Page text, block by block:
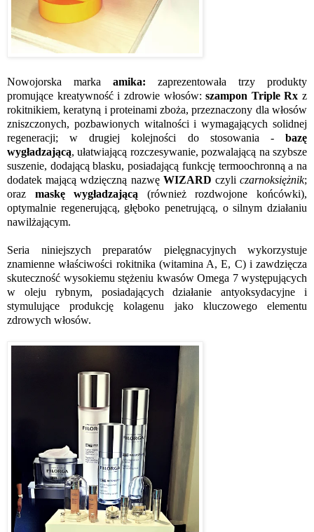
Nowojorska marka amika: zaprezentowała trzy produkty
promujące kreatywność i zdrowie włosów:szampon Triple Rx z
rokitnikiem, keratyną i proteinami zboża, przeznaczony dla włosów
zniszczonych, pozbawionych witalności i wymagających solidnej
regeneracji; w drugiej kolejności do stosowania - bazę
wygładzającą, ułatwiającą rozczesywanie, pozwalającą na szybsze
suszenie, dodającą blasku, posiadającą funkcję termoochronną a na
dodatek mającą wdzięczną nazwę WIZARD czyliczarnoksiężnik;
oraz maskę wygładzającą (również rozdwojone końcówki),
optymalnie regenerującą, głęboko penetrującą, o silnym działaniu
nawilżającym.
Seria niniejszych preparatów pielęgnacyjnych wykorzystuje
znamienne właściwości rokitnika (witamina A, E, C) i zawdzięcza
skuteczność wysokiemu stężeniu kwasów Omega 7 występujących
w oleju rybnym, posiadających działanie antyoksydacyjne i
stymulujące produkcję kolagenu jako kluczowego elementu
zdrowych włosów.